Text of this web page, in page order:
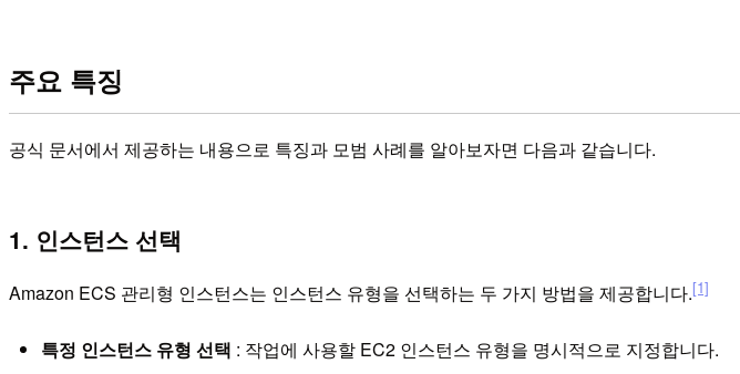
주요 특징
공식 문서에서 제공하는 내용으로 특징과 모범 사례를 알아보자면 다음과 같습니다.
1. 인스턴스 선택
Amazon ECS 관리형 인스턴스는 인스턴스 유형을 선택하는 두 가지 방법을 제공합니다.[1]
특정 인스턴스 유형 선택 : 작업에 사용할 EC2 인스턴스 유형을 명시적으로 지정합니다.